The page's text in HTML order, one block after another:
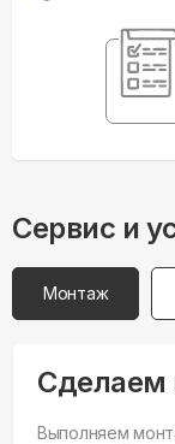
Сервис и
Монтаж
Сделаем
Выполняем